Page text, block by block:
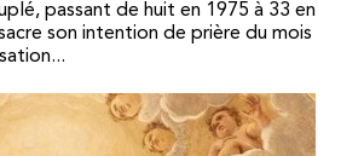
passant de huit en 1975 à 33 en
son intention de prière du mois